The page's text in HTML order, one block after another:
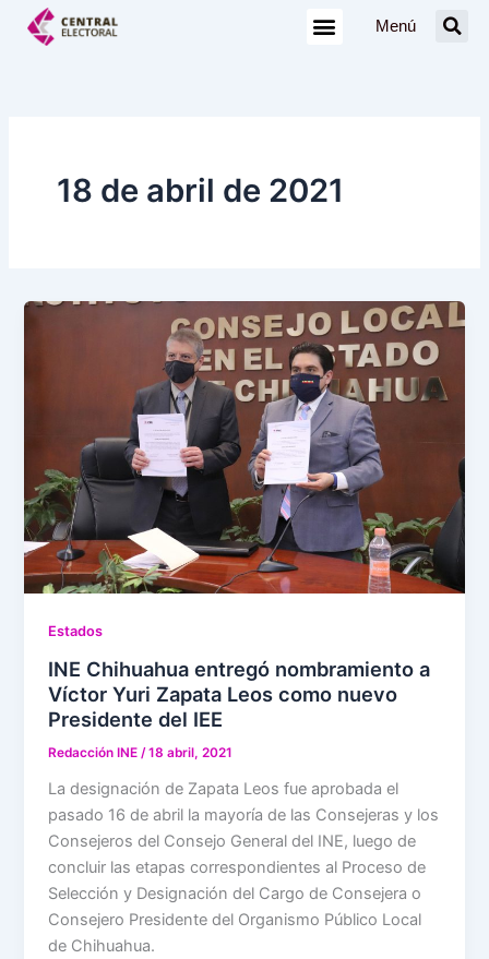
Menú
18 de abril de 2021
Estados
INE Chihuahua entregó nombramiento a
Víctor Yuri Zapata Leos como nuevo
Presidente del IEE
Redacción INE/18 abril, 2021
La designación de Zapata Leos fue aprobada el
pasado 16 de abril la mayoría de las Consejeras y los
Consejeros del Consejo General del INE, luego de
concluir las etapas correspondientes al Proceso de
Selección y Designación del Cargo de Consejera o
Consejero Presidente del Organismo Público Local
de Chihuahua.